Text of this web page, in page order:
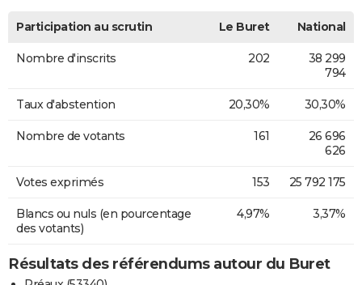
Participation au scrutin Le Buret National
Nombre d'inscrits 202
38 299
794
Taux d'abstention 20,30% 30,30%
Nombre de votants 161
26 696
626
Votes exprimés 153 25 792 175
Blancs ou nuls (en pourcentage
des votants)
4,97% 3,37%
Résultats des référendums autour du Buret